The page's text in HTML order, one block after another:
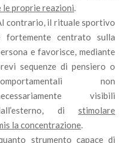
le proprie reazioni.
contrario, il rituale sportivo
fortemente centrato sulla
e favorisce, mediante
sequenze di pensiero o
non
visibili
di stimolare
la concentrazione.
strumento capace di